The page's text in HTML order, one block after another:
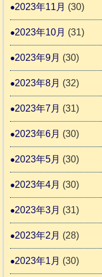
2023年11月 (30)
2023年10月 (31)
2023年9月 (30)
2023年8月 (32)
2023年7月 (31)
2023年6月 (30)
2023年5月 (30)
2023年4月 (30)
2023年3月 (31)
2023年2月 (28)
2023年1月 (30)